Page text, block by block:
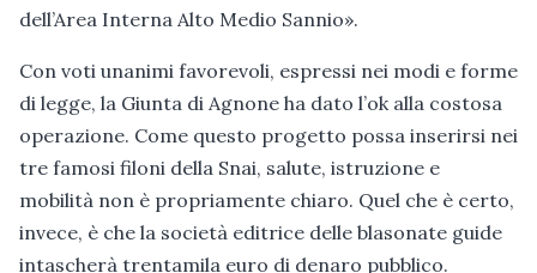
dell’Area Interna Alto Medio Sannio».
Con voti unanimi favorevoli, espressi nei modi e forme
di legge, la Giunta di Agnone ha dato l’ok alla costosa
operazione. Come questo progetto possa inserirsi nei
tre famosi filoni della Snai, salute, istruzione e
mobilità non è propriamente chiaro. Quel che è certo,
invece, è che la società editrice delle blasonate guide
intascherà trentamila euro di denaro pubblico.